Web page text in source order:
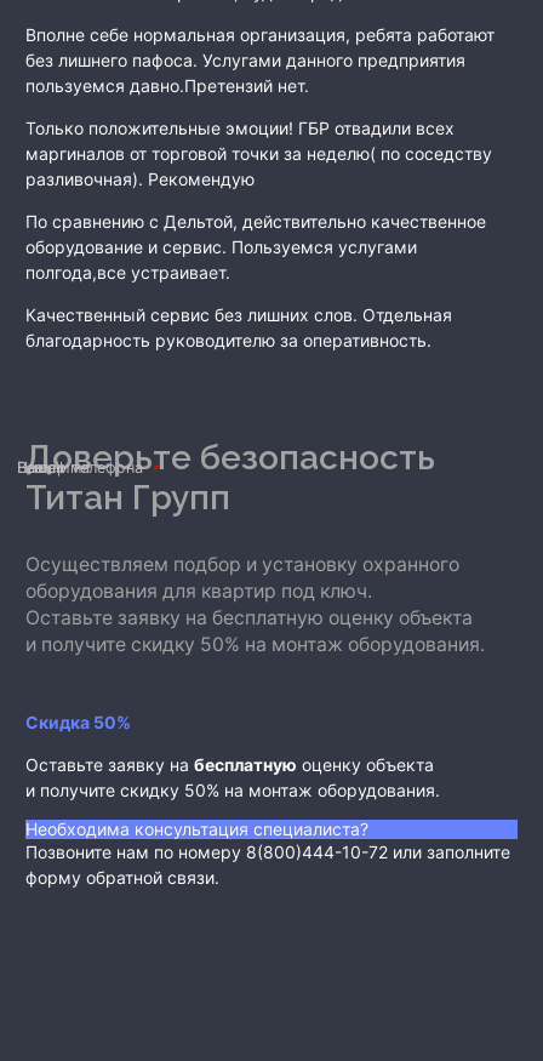
Вполне себе нормальная организация, ребята работают
без лишнего пафоса. Услугами данного предприятия
пользуемся давно.Претензий нет.
Только положительные эмоции! ГБР отвадили всех
маргиналов от торговой точки за неделю( по соседству
разливочная). Рекомендую
По сравнению с Дельтой, действительно качественное
оборудование и сервис. Пользуемся услугами
полгода,все устраивает.
Качественный сервис без лишних слов. Отдельная
благодарность руководителю за оперативность.
Доверьте безопасность
Титан Групп
Осуществляем подбор и установку охранного
оборудования для квартир под ключ.
Оставьте заявку на бесплатную оценку объекта
и получите скидку 50% на монтаж оборудования.
Скидка 50%
Оставьте заявку на бесплатную оценку объекта
и получите скидку 50% на монтаж оборудования.
Необходима консультация специалиста?
Позвоните нам по номеру 8(800)444-10-72 или заполните
форму обратной связи.
Ваше имя
Номер телефона
E-mail